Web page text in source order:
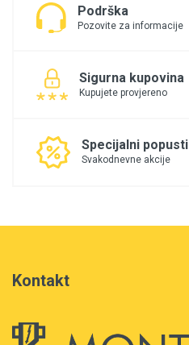
Podrška
Pozovite za informacije
Sigurna kupovina
Kupujete provjereno
Specijalni popusti
Svakodnevne akcije
Kontakt